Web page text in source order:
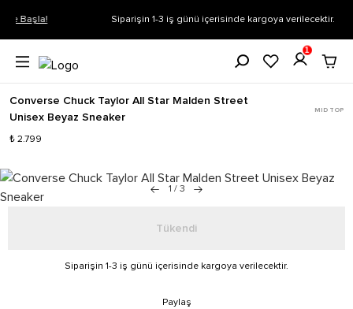
Siparişin 1-3 iş günü içerisinde kargoya verilecektir.Daha Fazla Bilgi
1
Converse Chuck Taylor All Star Malden Street
Unisex Beyaz Sneaker
MID TOP
₺ 2.799
1 / 3
Tükendi
Siparişin 1-3 iş günü içerisinde kargoya verilecektir.
Paylaş